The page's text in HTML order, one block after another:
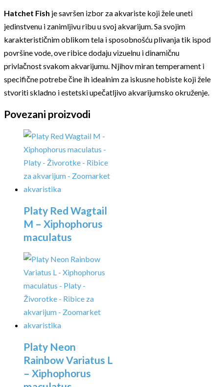
Hatchet Fish je savršen izbor za akvariste koji žele uneti
jedinstvenu i zanimljivu ribu u svoj akvarijum. Sa svojim
karakterističnim oblikom tela i sposobnošću plivanja tik ispod
površine vode, ove ribice dodaju vizuelnu i dinamičnu
privlačnost svakom akvarijumu. Njihov miran temperament i
specifične potrebe čine ih idealnim za iskusne hobiste koji žele
stvoriti skladno i estetski upečatljivo akvarijumsko okruženje.
Povezani proizvodi
Platy Red Wagtail
M – Xiphophorus
maculatus
Platy Neon
Rainbow Variatus L
– Xiphophorus